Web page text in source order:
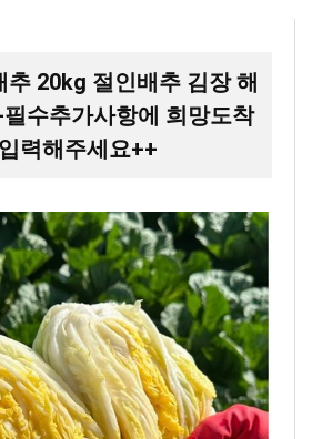
추 20kg 절인배추 김장 해
수추가사항에 희망도착
력해주세요++